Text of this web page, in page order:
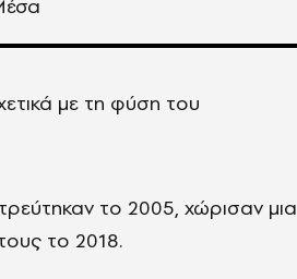
με τη φύση του
το 2005, χώρισαν μια
το 2018.